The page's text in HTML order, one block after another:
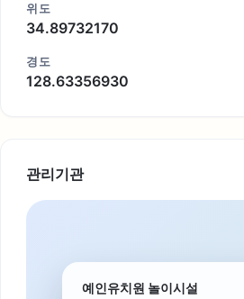
위도
34.89732170
경도
128.63356930
관리기관
예인유치원 놀이시설